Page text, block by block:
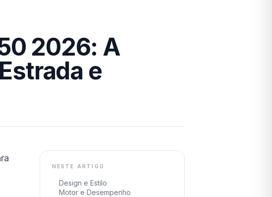
2026: A
e
NESTE ARTIGO
Design e Estilo
Motor e Desempenho